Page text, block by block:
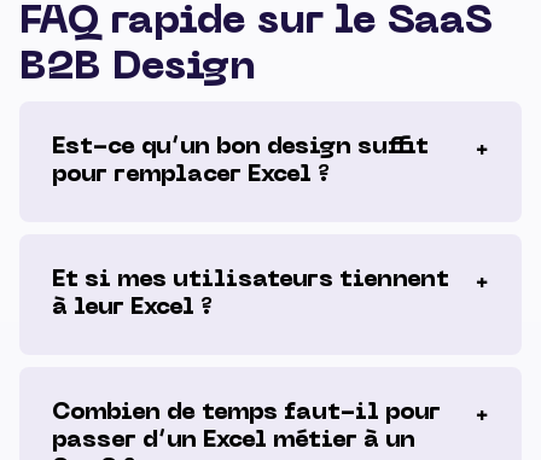
FAQ rapide sur le SaaS
B2B Design
Est-ce qu’un bon design suffit
pour remplacer Excel ?
Et si mes utilisateurs tiennent
à leur Excel ?
Combien de temps faut-il pour
passer d’un Excel métier à un